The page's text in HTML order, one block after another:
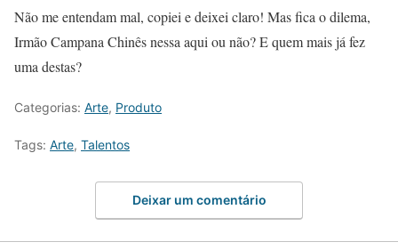
Não me entendam mal, copiei e deixei claro! Mas fica o dilema,
Irmão Campana Chinês nessa aqui ou não? E quem mais já fez
uma destas?
Categorias: Arte, Produto
Tags: Arte, Talentos
Deixar um comentário